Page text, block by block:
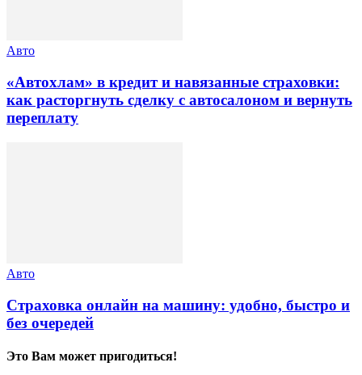
Авто
«Автохлам» в кредит и навязанные страховки:
как расторгнуть сделку с автосалоном и вернуть
переплату
Авто
Страховка онлайн на машину: удобно, быстро и
без очередей
Это Вам может пригодиться!